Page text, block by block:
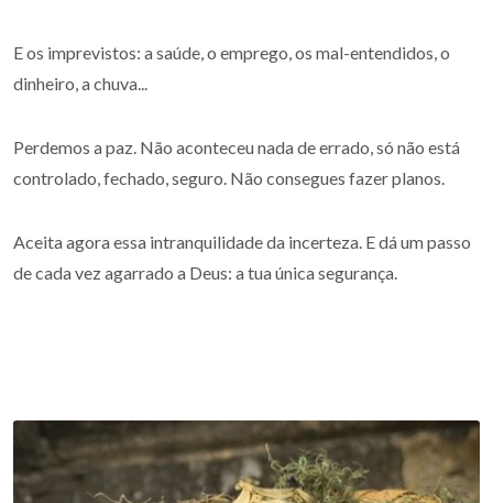
E os imprevistos: a saúde, o emprego, os mal-entendidos, o
dinheiro, a chuva...
Perdemos a paz. Não aconteceu nada de errado, só não está
controlado, fechado, seguro. Não consegues fazer planos.
Aceita agora essa intranquilidade da incerteza. E dá um passo
de cada vez agarrado a Deus: a tua única segurança.